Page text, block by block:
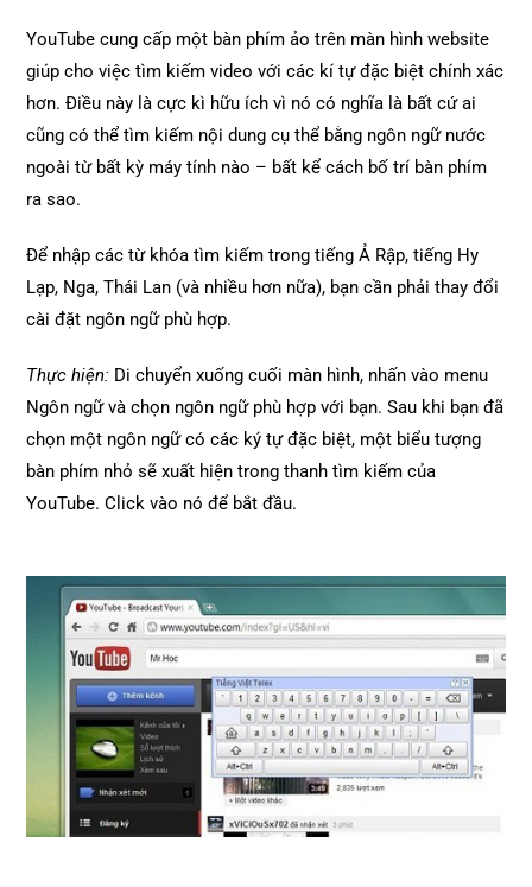
YouTube cung cấp một bàn phím ảo trên màn hình website
giúp cho việc tìm kiếm video với các kí tự đặc biệt chính xác
hơn. Điều này là cực kì hữu ích vì nó có nghĩa là bất cứ ai
cũng có thể tìm kiếm nội dung cụ thể bằng ngôn ngữ nước
ngoài từ bất kỳ máy tính nào – bất kể cách bố trí bàn phím
ra sao.
Để nhập các từ khóa tìm kiếm trong tiếng Ả Rập, tiếng Hy
Lạp, Nga, Thái Lan (và nhiều hơn nữa), bạn cần phải thay đổi
cài đặt ngôn ngữ phù hợp.
Thực hiện: Di chuyển xuống cuối màn hình, nhấn vào menu
Ngôn ngữ và chọn ngôn ngữ phù hợp với bạn. Sau khi bạn đã
chọn một ngôn ngữ có các ký tự đặc biệt, một biểu tượng
bàn phím nhỏ sẽ xuất hiện trong thanh tìm kiếm của
YouTube. Click vào nó để bắt đầu.